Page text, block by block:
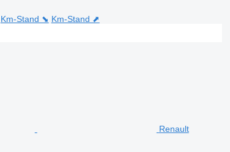
Km-Stand ⬊ Km-Stand ⬈
Renault